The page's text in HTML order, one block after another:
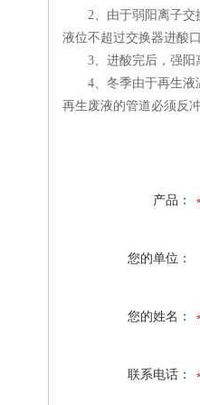
2、由于弱阳离子交换
液位不超过交换器进酸
3、进酸完后，强阳
4、冬季由于再生液温
再生废液的管道必须反
产品：
您的单位：
您的姓名：
联系电话：